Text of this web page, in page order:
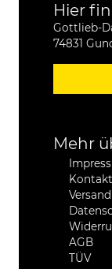
Hier
Gottlieb-
74831
Mehr
Kontakt
AGB
TÜV